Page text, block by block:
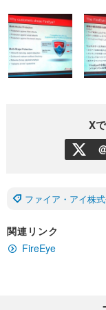
X
ファイア・アイ株
関連リンク
FireEye